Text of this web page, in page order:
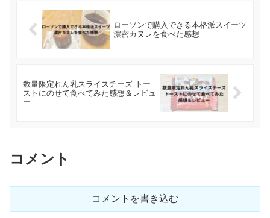
ローソンで購入できる本格派スイーツ
濃密カヌレを食べた感想
数量限定れん乳スライスチーズ トー
ストにのせて食べてみた感想＆レビュ
ー
コメント
コメントを書き込む